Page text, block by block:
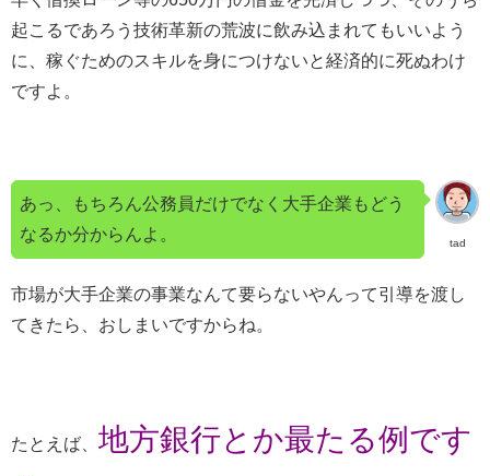
起こるであろう技術革新の荒波に飲み込まれてもいいよう
に、稼ぐためのスキルを身につけないと経済的に死ぬわけ
ですよ。
tad
あっ、もちろん公務員だけでなく大手企業もどう
なるか分からんよ。
市場が大手企業の事業なんて要らないやんって引導を渡し
てきたら、おしまいですからね。
たとえば、 地方銀行とか最たる例です